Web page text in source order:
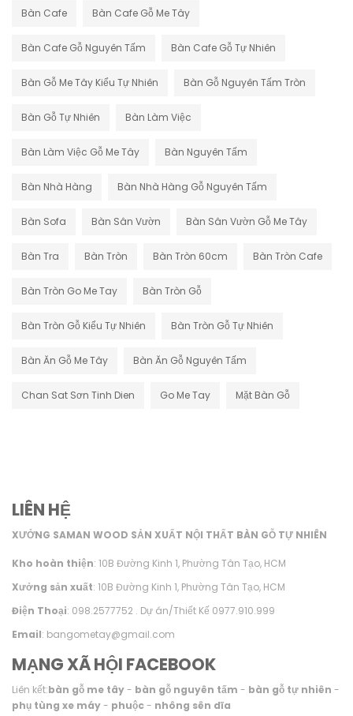
Bàn Cafe Bàn Cafe Gỗ Me Tây
Bàn Cafe Gỗ Nguyên Tấm Bàn Cafe Gỗ Tự Nhiên
Bàn Gỗ Me Tây Kiểu Tự Nhiên Bàn Gỗ Nguyên Tấm Tròn
Bàn Gỗ Tự Nhiên Bàn Làm Việc
Bàn Làm Việc Gỗ Me Tây Bàn Nguyên Tấm
Bàn Nhà Hàng Bàn Nhà Hàng Gỗ Nguyên Tấm
Bàn Sofa Bàn Sân Vườn Bàn Sân Vườn Gỗ Me Tây
Bàn Tra Bàn Tròn Bàn Tròn 60cm Bàn Tròn Cafe
Bàn Tròn Go Me Tay Bàn Tròn Gỗ
Bàn Tròn Gỗ Kiểu Tự Nhiên Bàn Tròn Gỗ Tự Nhiên
Bàn Ăn Gỗ Me Tây Bàn Ăn Gỗ Nguyên Tấm
Chan Sat Sơn Tinh Dien Go Me Tay Mặt Bàn Gỗ
LIÊN HỆ
XƯỞNG SAMAN WOOD SẢN XUẤT NỘI THẤT BÀN GỖ TỰ NHIÊN
Kho hoàn thiện: 10B Đường Kinh 1, Phường Tân Tạo, HCM
Xưởng sản xuất: 10B Đường Kinh 1, Phường Tân Tạo, HCM
Điện Thoại: 098.2577752 . Dự án/Thiết Kế 0977.910.999
Email: bangometay@gmail.com
MẠNG XÃ HỘI FACEBOOK
Liên kết:bàn gỗ me tây- bàn gỗ nguyên tấm - bàn gỗ tự nhiên -
phụ tùng xe máy- phuộc- nhông sên dĩa